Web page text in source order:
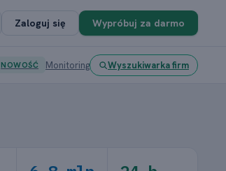
Zaloguj się Wypróbuj za darmo
NOWOŚĆ Monitoring Wyszukiwarka firm